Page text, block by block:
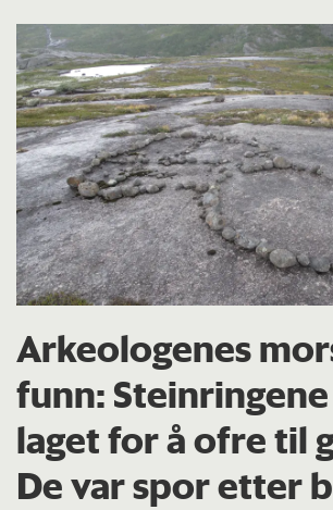
Arkeologenes
funn:
laget for å ofre til
De var spor etter